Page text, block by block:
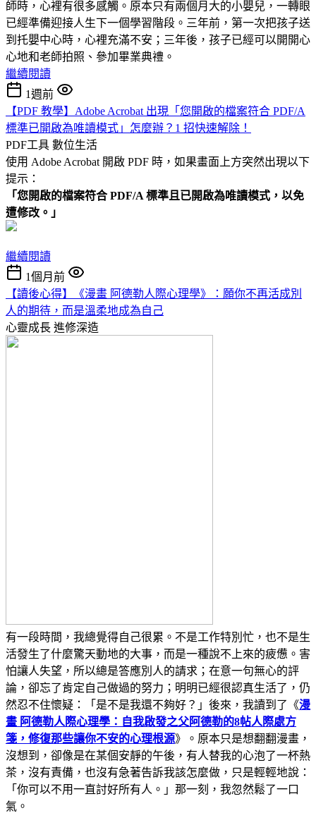
師時，心裡有很多感觸。原本只有兩個月大的小嬰兒，一轉眼
已經準備迎接人生下一個學習階段。三年前，第一次把孩子送
到托嬰中心時，心裡充滿不安；三年後，孩子已經可以開開心
心地和老師拍照、參加畢業典禮。
繼續閱讀
1週前
【PDF 教學】Adobe Acrobat 出現「您開啟的檔案符合 PDF/A
標準已開啟為唯讀模式」怎麼辦？1 招快速解除！
PDF工具 數位生活
使用 Adobe Acrobat 開啟 PDF 時，如果畫面上方突然出現以下
提示：
「您開啟的檔案符合 PDF/A 標準且已開啟為唯讀模式，以免
遭修改。」
繼續閱讀
1個月前
【讀後心得】《漫畫 阿德勒人際心理學》：願你不再活成別
人的期待，而是溫柔地成為自己
心靈成長 進修深造
有一段時間，我總覺得自己很累。不是工作特別忙，也不是生
活發生了什麼驚天動地的大事，而是一種說不上來的疲憊。害
怕讓人失望，所以總是答應別人的請求；在意一句無心的評
論，卻忘了肯定自己做過的努力；明明已經很認真生活了，仍
然忍不住懷疑：「是不是我還不夠好？」後來，我讀到了《漫
畫 阿德勒人際心理學：自我啟發之父阿德勒的8帖人際處方
箋，修復那些讓你不安的心理根源》。原本只是想翻翻漫畫，
沒想到，卻像是在某個安靜的午後，有人替我的心泡了一杯熱
茶，沒有責備，也沒有急著告訴我該怎麼做，只是輕輕地說：
「你可以不用一直討好所有人。」那一刻，我忽然鬆了一口
氣。